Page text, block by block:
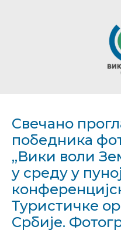
Свечано
победника
„Вики воли
у среду у пуној
Туристичке
Србије.